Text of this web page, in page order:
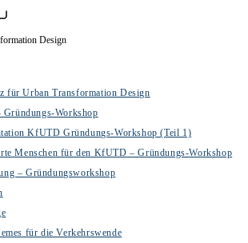
Design
für Urban Transformation Design
Workshop
KfUTD Gründungs-Workshop (Teil 1)
Menschen für den KfUTD – Gründungs-Workshop
– Gründungsworkshop
für die Verkehrswende